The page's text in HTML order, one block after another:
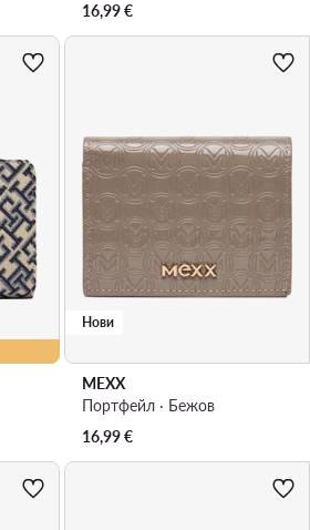
16,99€
Нови
MEXX
Портфейл · Бежов
16,99€